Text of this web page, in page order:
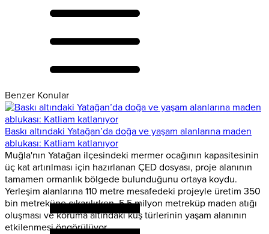
Benzer Konular
Baskı altındaki Yatağan’da doğa ve yaşam alanlarına maden
ablukası: Katliam katlanıyor
Muğla'nın Yatağan ilçesindeki mermer ocağının kapasitesinin
üç kat artırılması için hazırlanan ÇED dosyası, proje alanının
tamamen ormanlık bölgede bulunduğunu ortaya koydu.
Yerleşim alanlarına 110 metre mesafedeki projeyle üretim 350
bin metreküpe çıkarılırken, 5.5 milyon metreküp maden atığı
oluşması ve koruma altındaki kuş türlerinin yaşam alanının
etkilenmesi öngörülüyor.